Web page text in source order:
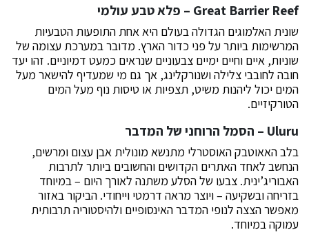
Great Barrier Reef – פלא טבע עולמי
שונית האלמוגים הגדולה בעולם היא אחת התופעות הטבעיות
המרשימות ביותר על פני כדור הארץ. מדובר במערכת עצומה של
שוניות, איים וחיים ימיים צבעוניים שנראים כמעט דמיוניים. זהו יעד
חובה לחובבי צלילה ושנורקלינג, אך גם מי שמעדיף להישאר מעל
המים יכול ליהנות משיט, תצפיות או טיסות נוף מעל המים
הטורקיזיים.
Uluru – הסמל הרוחני של המדבר
בלב האאוטבק האוסטרלי מתנשא מונולית אבן עצום ומרשים,
הנחשב לאחד האתרים הקדושים והחשובים ביותר לתרבות
האבוריג’ינית. צבעו של הסלע משתנה לאורך היום – במיוחד
בזריחה ובשקיעה – ויוצר מראה דרמטי וייחודי. הביקור באזור
מאפשר הצצה לנופי המדבר האינסופיים ולהיסטוריה תרבותית
עמוקה במיוחד.